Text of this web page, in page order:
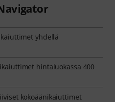
yhdellä
hintaluokassa 400
kokoäänikaiuttimet